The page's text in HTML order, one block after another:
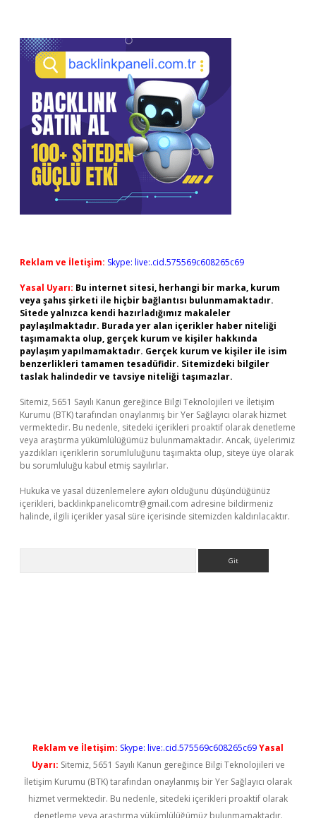
Reklam ve İletişim: Skype: live:.cid.575569c608265c69
Yasal Uyarı: Bu internet sitesi, herhangi bir marka, kurum
veya şahıs şirketi ile hiçbir bağlantısı bulunmamaktadır.
Sitede yalnızca kendi hazırladığımız makaleler
paylaşılmaktadır. Burada yer alan içerikler haber niteliği
taşımamakta olup, gerçek kurum ve kişiler hakkında
paylaşım yapılmamaktadır. Gerçek kurum ve kişiler ile isim
benzerlikleri tamamen tesadüfidir. Sitemizdeki bilgiler
taslak halindedir ve tavsiye niteliği taşımazlar.
Sitemiz, 5651 Sayılı Kanun gereğince Bilgi Teknolojileri ve İletişim
Kurumu (BTK) tarafından onaylanmış bir Yer Sağlayıcı olarak hizmet
vermektedir. Bu nedenle, sitedeki içerikleri proaktif olarak denetleme
veya araştırma yükümlülüğümüz bulunmamaktadır. Ancak, üyelerimiz
yazdıkları içeriklerin sorumluluğunu taşımakta olup, siteye üye olarak
bu sorumluluğu kabul etmiş sayılırlar.
Hukuka ve yasal düzenlemelere aykırı olduğunu düşündüğünüz
içerikleri, backlinkpanelicomtr@gmail.com adresine bildirmeniz
halinde, ilgili içerikler yasal süre içerisinde sitemizden kaldırılacaktır.
Reklam ve İletişim: Skype: live:.cid.575569c608265c69Yasal
Uyarı: Sitemiz, 5651 Sayılı Kanun gereğince Bilgi Teknolojileri ve
İletişim Kurumu (BTK) tarafından onaylanmış bir Yer Sağlayıcı olarak
hizmet vermektedir. Bu nedenle, sitedeki içerikleri proaktif olarak
denetleme veya araştırma yükümlülüğümüz bulunmamaktadır.